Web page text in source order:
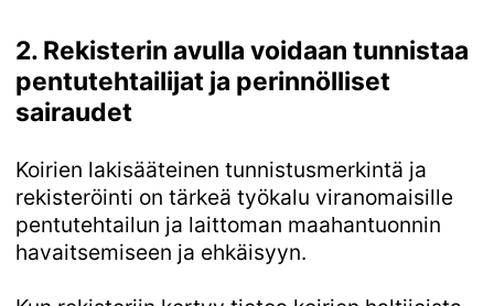
2. Rekisterin avulla voidaan tunnistaa
pentutehtailijat ja perinnölliset
sairaudet
Koirien lakisääteinen tunnistusmerkintä ja
rekisteröinti on tärkeä työkalu viranomaisille
pentutehtailun ja laittoman maahantuonnin
havaitsemiseen ja ehkäisyyn.